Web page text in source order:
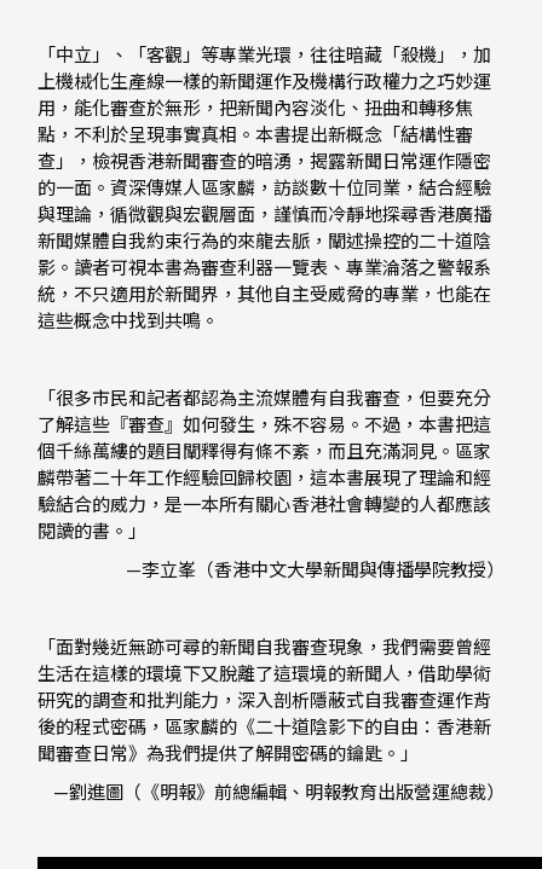
「中立」、「客觀」等專業光環，往往暗藏「殺機」，加
上機械化生產線一樣的新聞運作及機構行政權力之巧妙運
用，能化審查於無形，把新聞內容淡化、扭曲和轉移焦
點，不利於呈現事實真相。本書提出新概念「結構性審
查」，檢視香港新聞審查的暗湧，揭露新聞日常運作隱密
的一面。資深傳媒人區家麟，訪談數十位同業，結合經驗
與理論，循微觀與宏觀層面，謹慎而冷靜地探尋香港廣播
新聞媒體自我約束行為的來龍去脈，闡述操控的二十道陰
影。讀者可視本書為審查利器一覽表、專業淪落之警報系
統，不只適用於新聞界，其他自主受威脅的專業，也能在
這些概念中找到共鳴。
「很多市民和記者都認為主流媒體有自我審查，但要充分
了解這些『審查』如何發生，殊不容易。不過，本書把這
個千絲萬縷的題目闡釋得有條不紊，而且充滿洞見。區家
麟帶著二十年工作經驗回歸校園，這本書展現了理論和經
驗結合的威力，是一本所有關心香港社會轉變的人都應該
閱讀的書。」
—李立峯（香港中文大學新聞與傳播學院教授）
「面對幾近無跡可尋的新聞自我審查現象，我們需要曾經
生活在這樣的環境下又脫離了這環境的新聞人，借助學術
研究的調查和批判能力，深入剖析隱蔽式自我審查運作背
後的程式密碼，區家麟的《二十道陰影下的自由：香港新
聞審查日常》為我們提供了解開密碼的鑰匙。」
—劉進圖（《明報》前總編輯、明報教育出版營運總裁）